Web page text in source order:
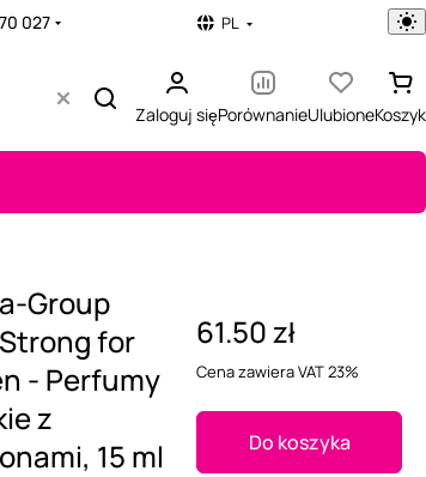
027 PL
Zaloguj sięPorównanieUlubioneKoszyk
Group
for
- Perfumy
z
15 ml
61.50 zł
Cena zawiera VAT 23%
Do koszyka